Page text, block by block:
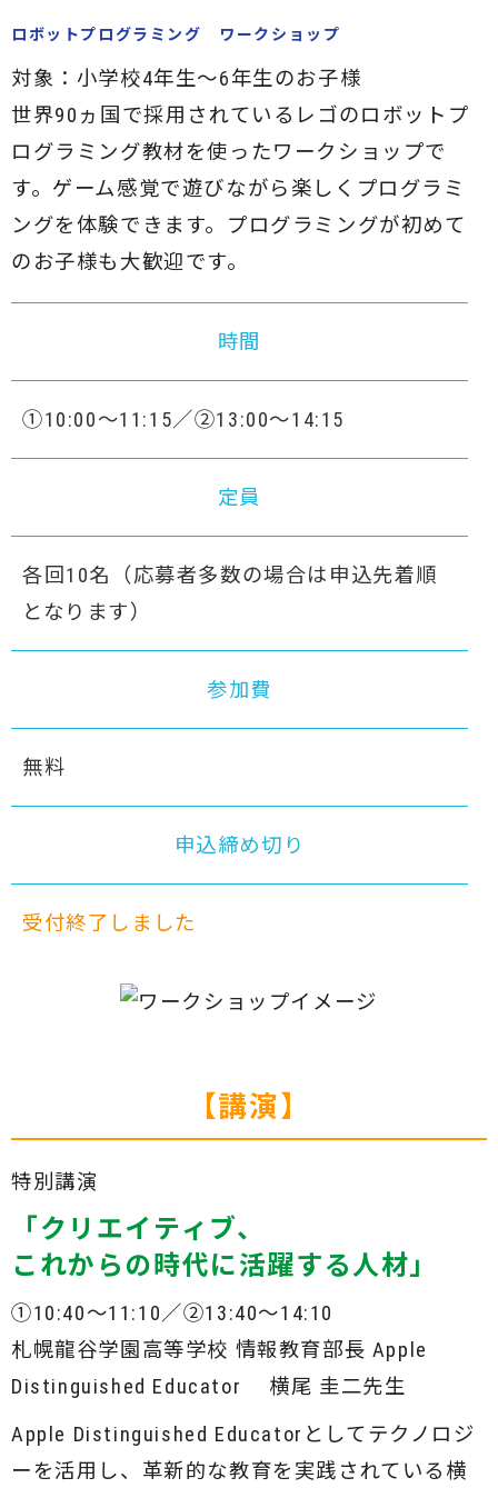
ロボットプログラミング ワークショップ
対象：小学校4年生～6年生のお子様
世界90ヵ国で採用されているレゴのロボットプ
ログラミング教材を使ったワークショップで
す。ゲーム感覚で遊びながら楽しくプログラミ
ングを体験できます。プログラミングが初めて
のお子様も大歓迎です。
時間
①10:00～11:15／②13:00～14:15
定員
各回10名
（応募者多数の場合は申込先着順
となります）
参加費
無料
申込締め切り
受付終了しました
【講演】
特別講演
「クリエイティブ、
これからの時代に活躍する人材」
①10:40～11:10／②13:40～14:10
札幌龍谷学園高等学校 情報教育部長 Apple
Distinguished Educator 横尾 圭二先生
Apple Distinguished Educatorとしてテクノロジ
ーを活用し、革新的な教育を実践されている横